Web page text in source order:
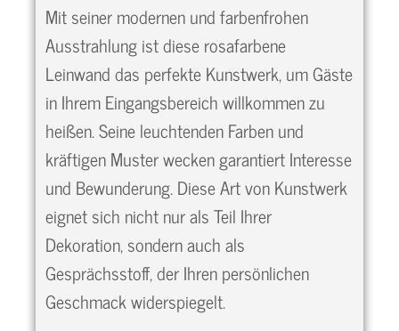
Mit seiner modernen und farbenfrohen
Ausstrahlung ist diese rosafarbene
Leinwand das perfekte Kunstwerk, um Gäste
in Ihrem Eingangsbereich willkommen zu
heißen. Seine leuchtenden Farben und
kräftigen Muster wecken garantiert Interesse
und Bewunderung. Diese Art von Kunstwerk
eignet sich nicht nur als Teil Ihrer
Dekoration, sondern auch als
Gesprächsstoff, der Ihren persönlichen
Geschmack widerspiegelt.